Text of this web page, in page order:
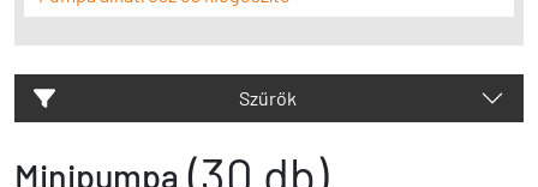
Szűrők
Minipumpa (30 db)